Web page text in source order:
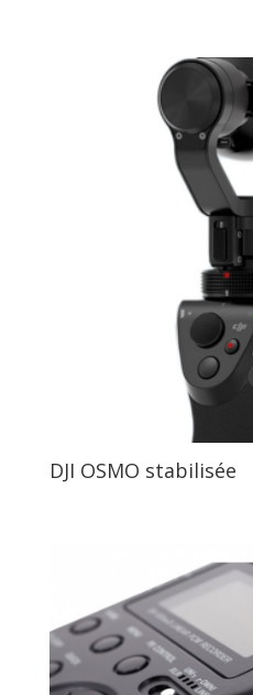
DJI OSMO stabilisée